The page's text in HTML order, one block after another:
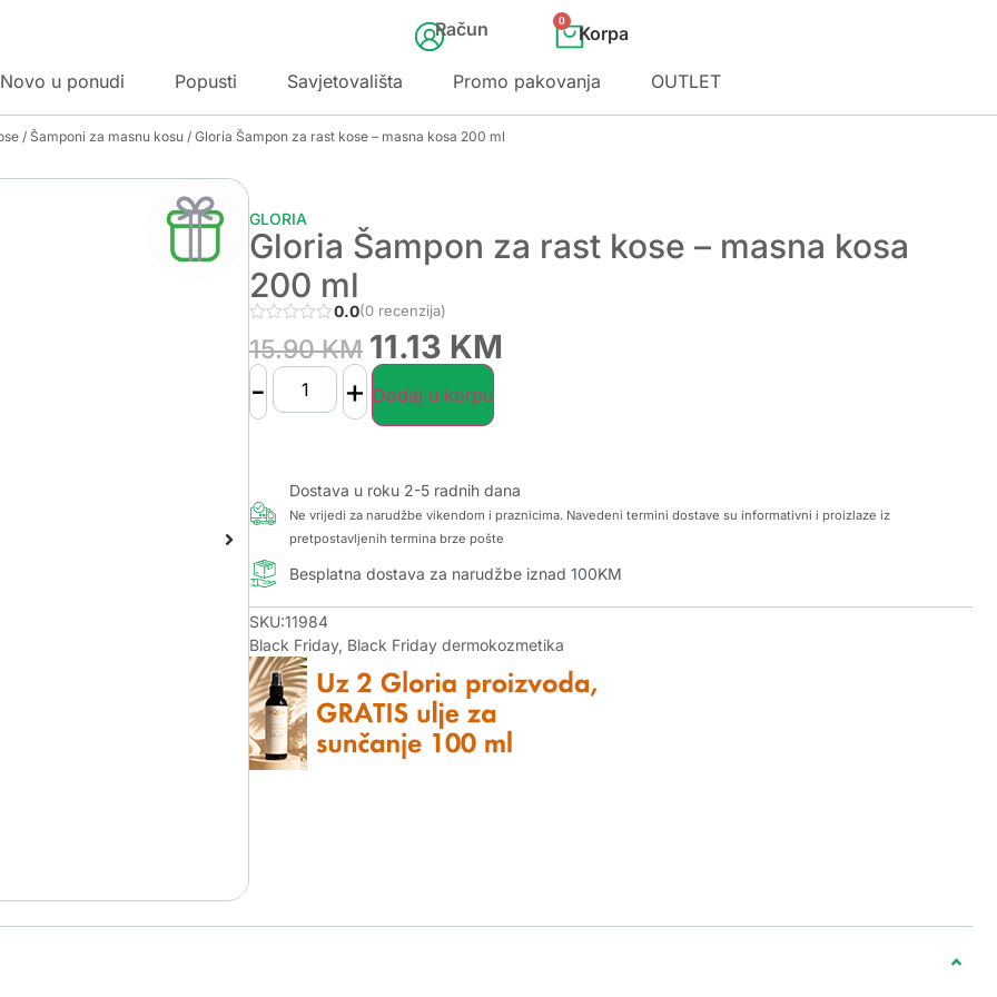
Račun 0
Novo u ponudi Popusti Savjetovališta Promo pakovanja OUTLET
/ Šamponi za masnu kosu / Gloria Šampon za rast kose – masna kosa 200 ml
GLORIA
Gloria Šampon za rast kose – masna kosa
200 ml
0.0(0 recenzija)
15.90KM 11.13 KM
- + Dodaj u korpu
Dostava u roku 2-5 radnih dana
Ne vrijedi za narudžbe vikendom i praznicima. Navedeni termini dostave su informativni i proizlaze iz
pretpostavljenih termina brze pošte
Besplatna dostava za narudžbe iznad 100KM
SKU:11984
Black Friday, Black Friday dermokozmetika